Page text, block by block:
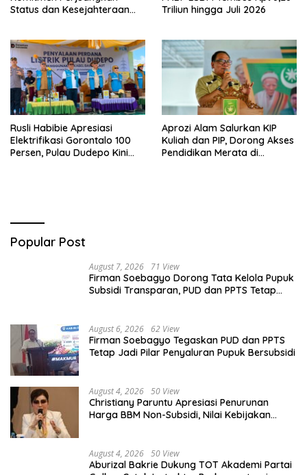
Status dan Kesejahteraan
Triliun hingga Juli 2026
Rusli Habibie Apresiasi
Elektrifikasi Gorontalo 100
Persen, Pulau Dudepo Kini
Aprozi Alam Salurkan KIP
Kuliah dan PIP, Dorong Akses
Pendidikan Merata di
Popular Post
August 7, 2026 71 View
Firman Soebagyo Dorong Tata Kelola Pupuk
Subsidi Transparan, PUD dan PPTS Tetap
August 6, 2026 62 View
Firman Soebagyo Tegaskan PUD dan PPTS
Tetap Jadi Pilar Penyaluran Pupuk Bersubsidi
August 4, 2026 50 View
Christiany Paruntu Apresiasi Penurunan
Harga BBM Non-Subsidi, Nilai Kebijakan
August 4, 2026 50 View
Aburizal Bakrie Dukung TOT Akademi Partai